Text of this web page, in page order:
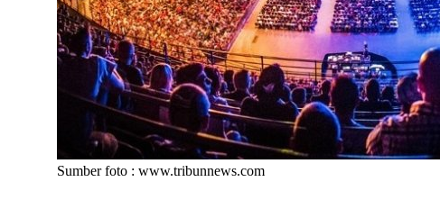
Sumber foto : www.tribunnews.com